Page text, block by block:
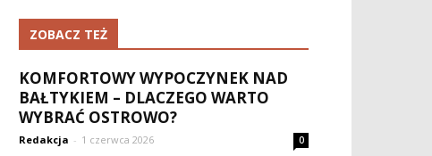
ZOBACZ TEŻ
KOMFORTOWY WYPOCZYNEK NAD
BAŁTYKIEM – DLACZEGO WARTO
WYBRAĆ OSTROWO?
Redakcja - 1 czerwca 2026 0